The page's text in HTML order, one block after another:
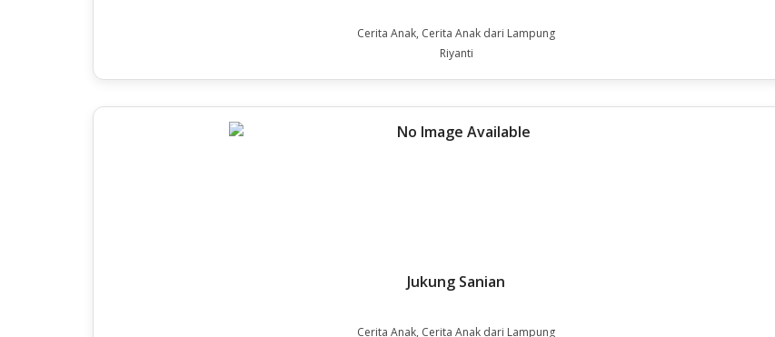
Cerita Anak, Cerita Anak dari Lampung
Riyanti
Jukung Sanian
Cerita Anak, Cerita Anak dari Lampung